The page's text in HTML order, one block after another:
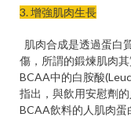
3. 增強肌肉生長
肌肉合成是透過蛋白
傷，所謂的鍛煉肌肉
BCAA中的白胺酸
指出，與飲用安慰劑
BCAA飲料的人肌肉蛋